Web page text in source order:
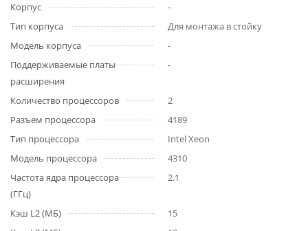
Корпус
-
Тип корпуса
Для монтажа в стойку
Модель корпуса
-
Поддерживаемые платы
расширения
-
Количество процессоров
2
Разъем процессора
4189
Тип процессора
Intel Xeon
Модель процессора
4310
Частота ядра процессора
(ГГц)
2.1
Кэш L2 (МБ)
15